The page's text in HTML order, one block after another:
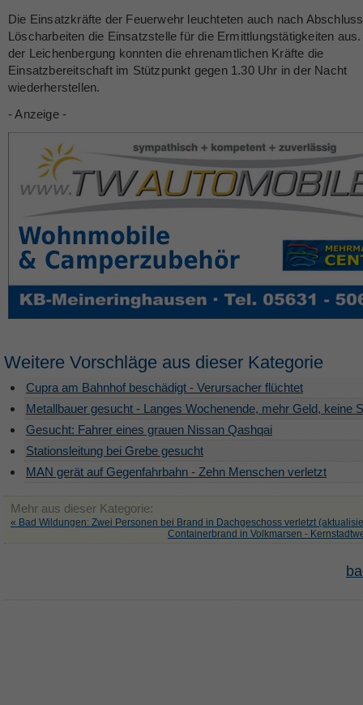
Die Einsatzkräfte der Feuerwehr leuchteten auch nach
Löscharbeiten die Einsatzstelle für die Ermittlungstätigkeiten
der Leichenbergung konnten die ehrenamtlichen Kräfte die
Einsatzbereitschaft im Stützpunkt gegen 1.30 Uhr in der Nacht
wiederherstellen.
- Anzeige -
Weitere Vorschläge aus dieser Kategorie
Cupra am Bahnhof beschädigt - Verursacher flüchtet
Metallbauer gesucht - Langes Wochenende, mehr Geld, keine
Gesucht: Fahrer eines grauen Nissan Qashqai
Stationsleitung bei Grebe gesucht
MAN gerät auf Gegenfahrbahn - Zehn Menschen verletzt
Mehr aus dieser Kategorie:
« Bad Wildungen: Zwei Personen bei Brand in Dachgeschoss verletzt
Containerbrand in Volkmarsen -